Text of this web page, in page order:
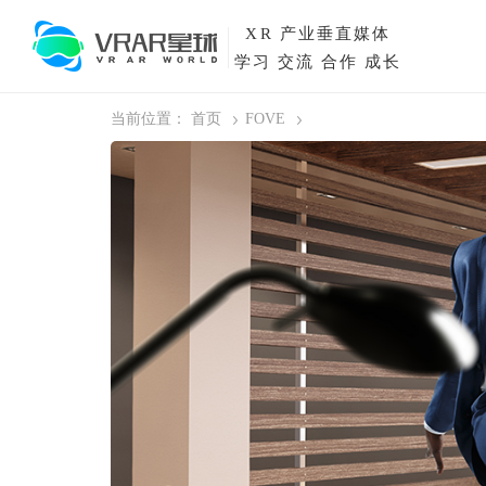
XR
产业垂直媒体
学习 交流 合作 成长
当前位置： 首页 FOVE